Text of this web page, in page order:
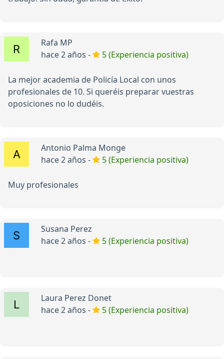
Rafa MP
hace 2 años -
5 (Experiencia positiva)
La mejor academia de Policía Local con unos
profesionales de 10. Si queréis preparar vuestras
oposiciones no lo dudéis.
Antonio Palma Monge
hace 2 años -
5 (Experiencia positiva)
Muy profesionales
Susana Perez
hace 2 años -
5 (Experiencia positiva)
Laura Perez Donet
hace 2 años -
5 (Experiencia positiva)